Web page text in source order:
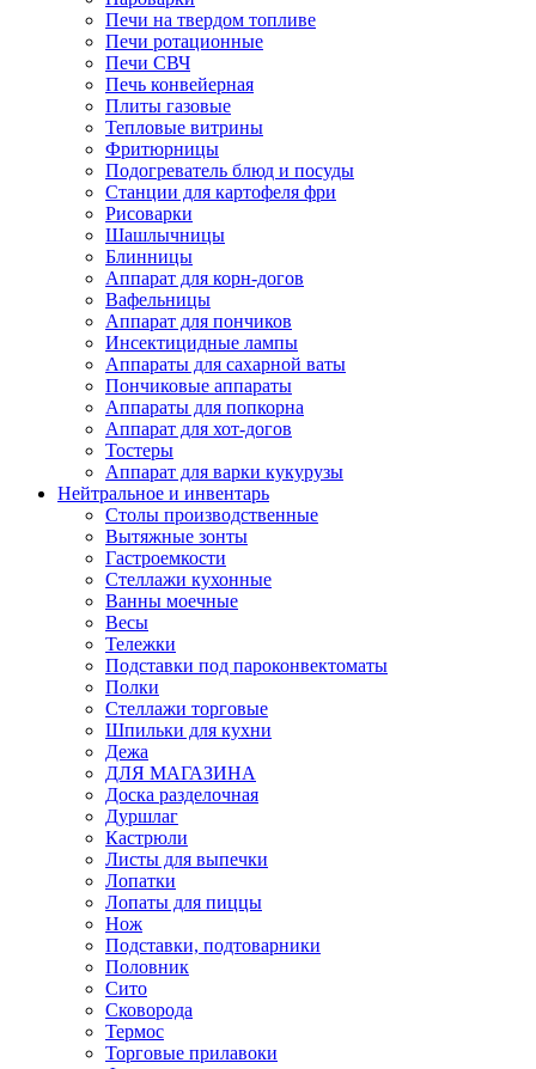
Печи на твердом топливе
Печи ротационные
Печи СВЧ
Печь конвейерная
Плиты газовые
Тепловые витрины
Фритюрницы
Подогреватель блюд и посуды
Станции для картофеля фри
Рисоварки
Шашлычницы
Блинницы
Аппарат для корн-догов
Вафельницы
Аппарат для пончиков
Инсектицидные лампы
Аппараты для сахарной ваты
Пончиковые аппараты
Аппараты для попкорна
Аппарат для хот-догов
Тостеры
Аппарат для варки кукурузы
Нейтральное и инвентарь
Столы производственные
Вытяжные зонты
Гастроемкости
Стеллажи кухонные
Ванны моечные
Весы
Тележки
Подставки под пароконвектоматы
Полки
Стеллажи торговые
Шпильки для кухни
Дежа
ДЛЯ МАГАЗИНА
Доска разделочная
Дуршлаг
Кастрюли
Листы для выпечки
Лопатки
Лопаты для пиццы
Нож
Подставки, подтоварники
Половник
Сито
Сковорода
Термос
Торговые прилавоки